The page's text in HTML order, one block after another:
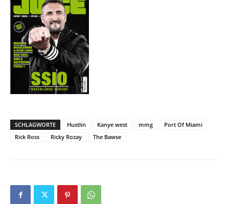
SCHLAGWORTE Hustlin Kanye west mmg
Port Of Miami
Rick Ross
Ricky Rozay The Bawse